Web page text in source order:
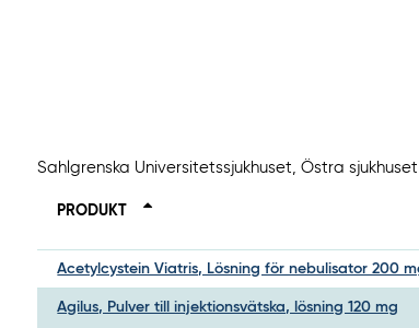
Sahlgrenska Universitetssjukhuset, Östra
PRODUKT
Acetylcystein Viatris, Lösning för nebulisator 200
Agilus, Pulver till injektionsvätska, lösning 120 mg